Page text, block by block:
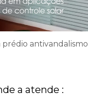
antivandalismo
a atende :